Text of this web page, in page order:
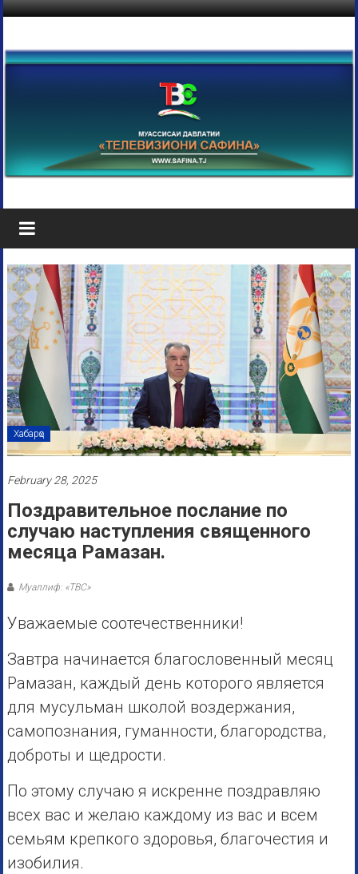
Хабарҳо
February 28, 2025
Поздравительное послание по
случаю наступления священного
месяца Рамазан.
Муаллиф: «ТВС»
Уважаемые соотечественники!
Завтра начинается благословенный месяц
Рамазан, каждый день которого является
для мусульман школой воздержания,
самопознания, гуманности, благородства,
доброты и щедрости.
По этому случаю я искренне поздравляю
всех вас и желаю каждому из вас и всем
семьям крепкого здоровья, благочестия и
изобилия.